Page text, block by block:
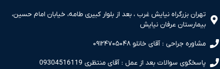
بزرگراه نیایش غرب ، بعد از بلوار کبیری طامه، خیابان امام حسین،
عرفان نیایش
جراحی : آقای خانلو ۰۹۱۲۴۷۰۵۰۴۸
سوالات بعد از عمل : آقای منتظری 09304516119